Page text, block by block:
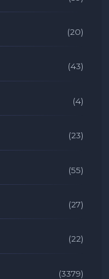
(20)
(43)
(4)
(23)
(55)
(27)
(22)
(3379)